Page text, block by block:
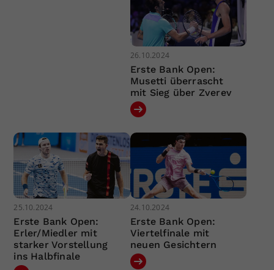
26.10.2024
Erste Bank Open:
Musetti überrascht
mit Sieg über Zverev
25.10.2024
Erste Bank Open:
Erler/Miedler mit
starker Vorstellung
ins Halbfinale
24.10.2024
Erste Bank Open:
Viertelfinale mit
neuen Gesichtern